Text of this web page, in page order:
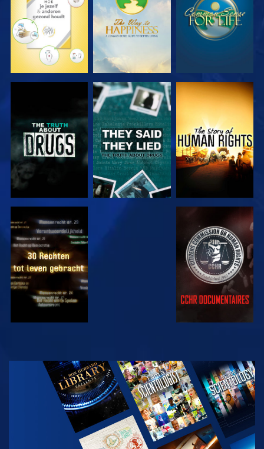
KIJK KIJK
KIJK KIJK
KIJK
VERKEN DE
SERIE